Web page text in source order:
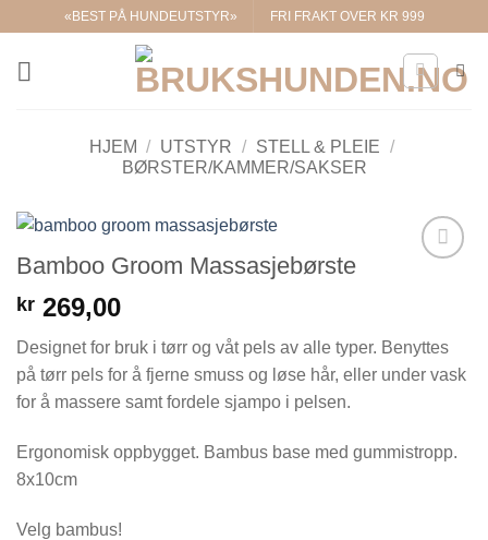
content
«BEST PÅ HUNDEUTSTYR» FRI FRAKT OVER KR 999
HJEM / UTSTYR / STELL & PLEIE /
BØRSTER/KAMMER/SAKSER
Bamboo Groom Massasjebørste
kr 269,00
Designet for bruk i tørr og våt pels av alle typer. Benyttes
på tørr pels for å fjerne smuss og løse hår, eller under vask
for å massere samt fordele sjampo i pelsen.
Ergonomisk oppbygget. Bambus base med gummistropp.
8x10cm
Velg bambus!